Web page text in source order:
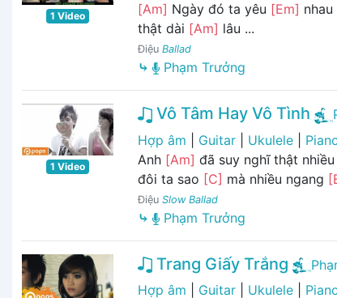
1 Video
[Am] Ngày đó ta yêu [Em]
thật dài [Am] lâu ...
Điệu Ballad
⤷ Phạm Trưởng
1 Video
Vô Tâm Hay Vô Tình
Hợp âm
Guitar| Ukulele|
Anh [Am] đã suy nghĩ thật nhiều
đôi ta sao [C] mà nhiều ngang
Điệu Slow Ballad
⤷ Phạm Trưởng
Trang Giấy Trắng
Hợp âm
Guitar| Ukulele|